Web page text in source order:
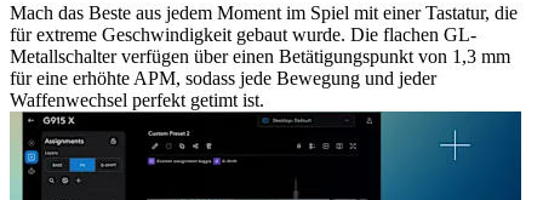
Mach das Beste aus jedem Moment im Spiel mit einer Tastatur, die
für extreme Geschwindigkeit gebaut wurde. Die flachen GL-
Metallschalter verfügen über einen Betätigungspunkt von 1,3 mm
für eine erhöhte APM, sodass jede Bewegung und jeder
Waffenwechsel perfekt getimt ist.